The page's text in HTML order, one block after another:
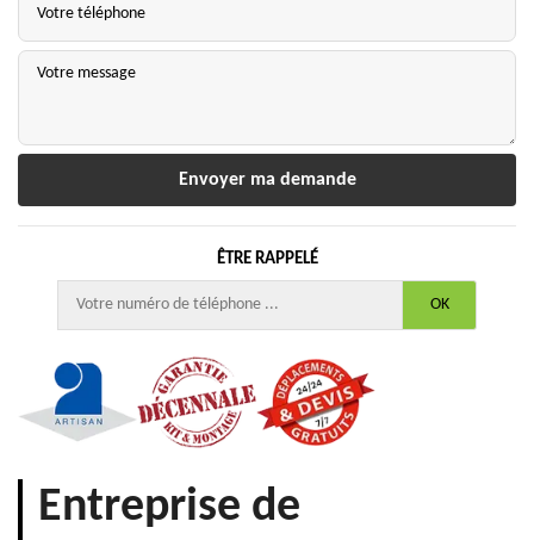
ÊTRE RAPPELÉ
Entreprise de